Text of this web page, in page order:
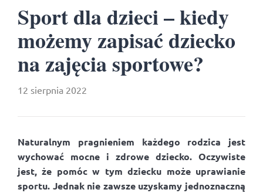
Sport dla dzieci – kiedy
możemy zapisać dziecko
na zajęcia sportowe?
12 sierpnia 2022
Naturalnym pragnieniem każdego rodzica jest
wychować mocne i zdrowe dziecko. Oczywiste
jest, że pomóc w tym dziecku może uprawianie
sportu. Jednak nie zawsze uzyskamy jednoznaczną